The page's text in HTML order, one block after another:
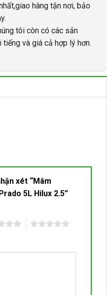
hàng tận nơi, bảo
tôi còn có các sản
tiếng và giá cả hợp lý hơn.
xét “Mâm
5L Hilux 2.5”